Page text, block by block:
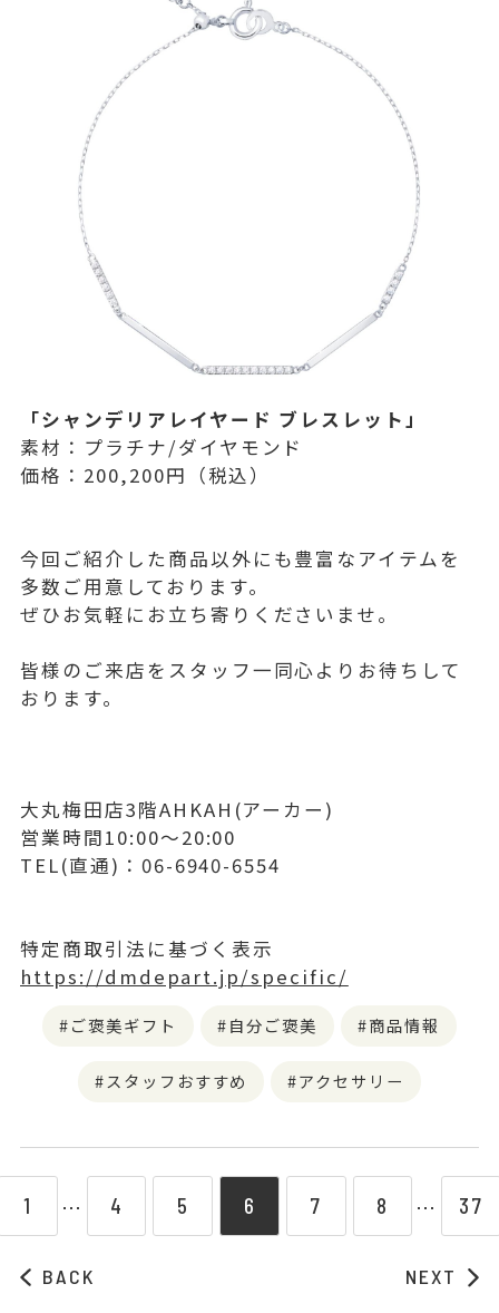
「シャンデリアレイヤード ブレスレット」
素材：プラチナ/ダイヤモンド
価格：200,200円（税込）
今回ご紹介した商品以外にも豊富なアイテムを
多数ご用意しております。
ぜひお気軽にお立ち寄りくださいませ。
皆様のご来店をスタッフ一同心よりお待ちして
おります。
大丸梅田店3階AHKAH(アーカー)
営業時間10:00〜20:00
TEL(直通)：06-6940-6554
特定商取引法に基づく表示
https://dmdepart.jp/specific/
ご褒美ギフト 自分ご褒美 商品情報
スタッフおすすめ アクセサリー
BACK
1 ⋯ 4 5 6 7 8 ⋯ 37
NEXT